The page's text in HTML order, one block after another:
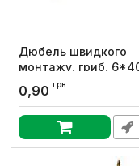
Дюбель швидкого
монтажу, гриб,
(з шурупом)(100шт.),
Sokol
Артикул:16939
0,90 грн